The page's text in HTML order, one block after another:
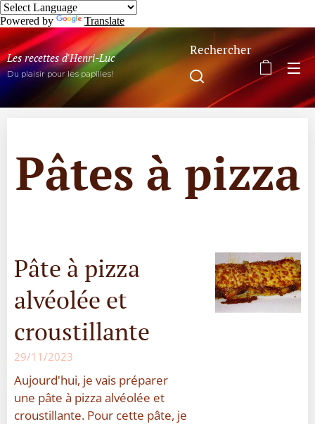
Powered by Translate
Les recettes d'Henri-Luc
Du plaisir pour les papilles!
Rechercher
Pâtes à pizza
Pâte à pizza
alvéolée et
croustillante
29/11/2023
Aujourd'hui, je vais préparer
une pâte à pizza alvéolée et
croustillante. Pour cette pâte, je